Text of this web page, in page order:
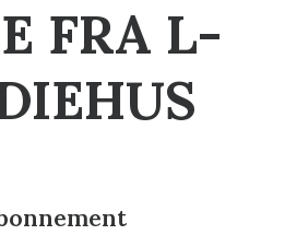
FRA L-